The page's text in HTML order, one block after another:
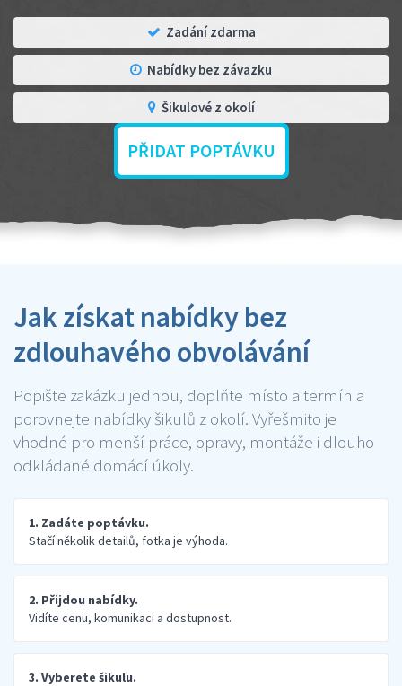
Zadání zdarma
Nabídky bez závazku
Šikulové z okolí
PŘIDAT POPTÁVKU
Jak získat nabídky bez
zdlouhavého obvolávání
Popište zakázku jednou, doplňte místo a termín a
porovnejte nabídky šikulů z okolí. Vyřešmito je
vhodné pro menší práce, opravy, montáže i dlouho
odkládané domácí úkoly.
1. Zadáte poptávku.
Stačí několik detailů, fotka je výhoda.
2. Přijdou nabídky.
Vidíte cenu, komunikaci a dostupnost.
3. Vyberete šikulu.